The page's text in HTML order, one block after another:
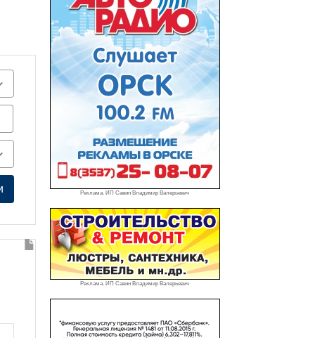
Реклама. ИП Савин Владимир Валерьевич
Реклама. ИП Савин Владимир Валерьевич